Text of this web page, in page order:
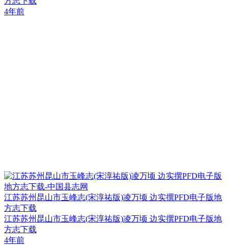
4年前
江苏苏州昆山市玉峰志(宋淳祐版)凌万顷 边实撰PFD电子版地
方志下载
江苏苏州昆山市玉峰志(宋淳祐版)凌万顷 边实撰PFD电子版地
方志下载
4年前